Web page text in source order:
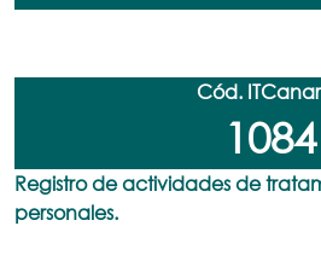
Cód.
1084
Registro de actividades de
personales.